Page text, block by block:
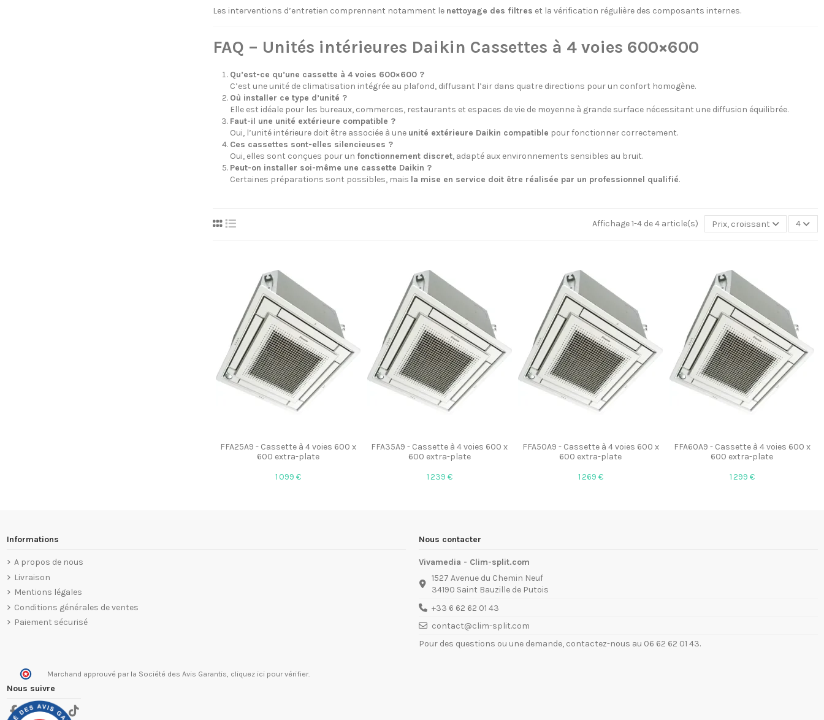
Les interventions d’entretien comprennent notamment le nettoyage des filtres et la vérification régulière des composants internes.
FAQ – Unités intérieures Daikin Cassettes à 4 voies 600×600
Qu’est-ce qu’une cassette à 4 voies 600×600 ?
C’est une unité de climatisation intégrée au plafond, diffusant l’air dans quatre directions pour un confort homogène.
Où installer ce type d’unité ?
Elle est idéale pour les bureaux, commerces, restaurants et espaces de vie de moyenne à grande surface nécessitant une diffusion équilibrée.
Faut-il une unité extérieure compatible ?
Oui, l’unité intérieure doit être associée à une unité extérieure Daikin compatible pour fonctionner correctement.
Ces cassettes sont-elles silencieuses ?
Oui, elles sont conçues pour un fonctionnement discret, adapté aux environnements sensibles au bruit.
Peut-on installer soi-même une cassette Daikin ?
Certaines préparations sont possibles, mais la mise en service doit être réalisée par un professionnel qualifié.
Affichage 1-4 de 4 article(s) Prix, croissant 4
FFA25A9 - Cassette à 4 voies 600 x
600 extra-plate
1 099 €
FFA35A9 - Cassette à 4 voies 600 x
600 extra-plate
1 239 €
FFA50A9 - Cassette à 4 voies 600 x
600 extra-plate
1 269 €
FFA60A9 - Cassette à 4 voies 600 x
600 extra-plate
1 299 €
Informations
A propos de nous
Livraison
Mentions légales
Conditions générales de ventes
Paiement sécurisé
Nous contacter
Vivamedia - Clim-split.com
1527 Avenue du Chemin Neuf
34190 Saint Bauzille de Putois
+33 6 62 62 01 43
contact@clim-split.com
Pour des questions ou une demande, contactez-nous au 06 62 62 01 43.
Marchand approuvé par la Société des Avis Garantis, cliquez ici pour vérifier.
Nous suivre